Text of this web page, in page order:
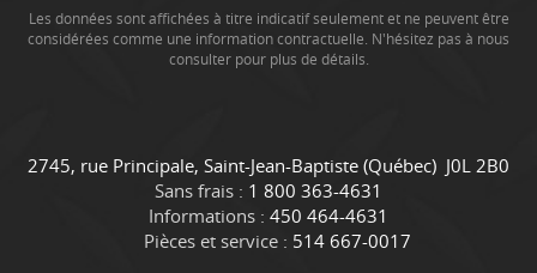
Les données sont affichées à titre indicatif seulement et ne peuvent être
considérées comme une information contractuelle. N'hésitez pas à nous
consulter pour plus de détails.
C
o
n
t
C
a
m
i
2745, rue Principale, Saint-Jean-Baptiste (Québec) J0L 2B0
Sans frais : 1 800 363-4631
Informations : 450 464-4631
Pièces et service : 514 667-0017